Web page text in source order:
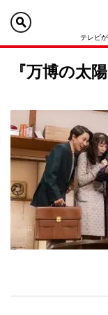
テレビ
『万博の太